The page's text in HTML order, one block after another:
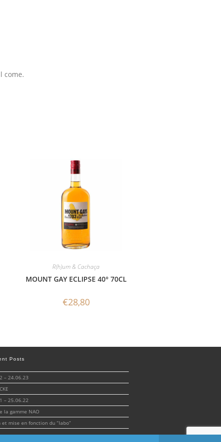
come.
R(h)um & Cachaça
MOUNT GAY ECLIPSE 40° 70CL
€28,80
Posts
– 24.06.23
– 25.06.22
la gamme NAO
et mise en fonction du “labo”